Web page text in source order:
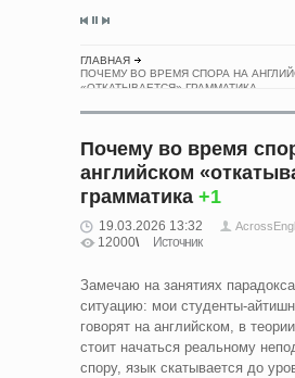
ГЛАВНАЯ
ПОЧЕМУ ВО ВРЕМЯ СПОРА НА
«ОТКАТЫВАЕТСЯ» ГРАММАТИКА
Почему во время
английском
грамматика +1
19.03.2026 13:32
12000
Источник
Замечаю на занятиях
ситуацию: мои студенты-
говорят на английском, в
стоит начаться реальному
спору, язык скатывается до